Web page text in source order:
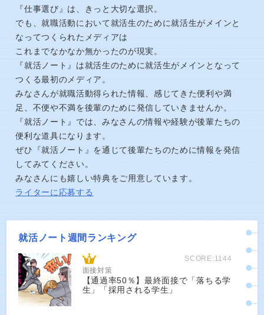
『仕事選び』は、きっと大切な選択。
でも、就職活動において就活生のために就活生がメインと
なってつくられたメディアは
これまでなかなか無かったのが現実。
『就活ノート』は就活生のために就活生がメインとなって
つくる最初のメディア。
みなさんが就職活動得られた情報、感じてきた便利や満
足、不便や不満を後輩のために発信していきませんか。
『就活ノート』では、みなさんの情報や経験が後輩たちの
便利な道具になります。
ぜひ『就活ノート』を通じて後輩たちのために情報を発信
してみてください。
みなさんにも嬉しい特典をご用意しています。
ライターに応募する
就活ノート週間ランキング
SCORE:1144
面接対策
【通過率50％】最終面接で「落ちる学
生」「採用される学生」